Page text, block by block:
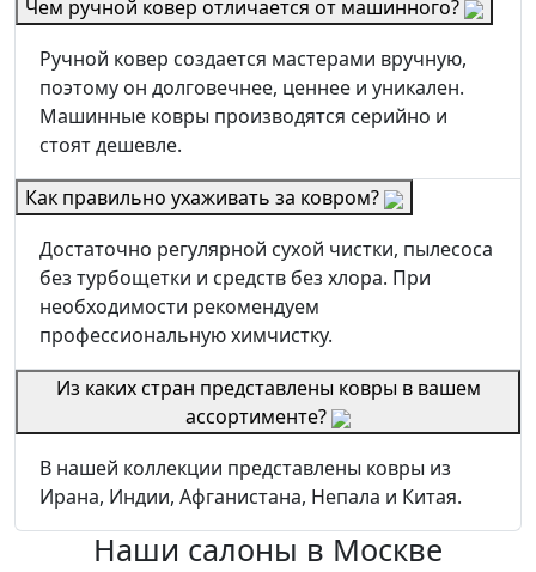
Чем ручной ковер отличается от машинного?
Ручной ковер создается мастерами вручную,
поэтому он долговечнее, ценнее и уникален.
Машинные ковры производятся серийно и
стоят дешевле.
Как правильно ухаживать за ковром?
Достаточно регулярной сухой чистки, пылесоса
без турбощетки и средств без хлора. При
необходимости рекомендуем
профессиональную химчистку.
Из каких стран представлены ковры в вашем
ассортименте?
В нашей коллекции представлены ковры из
Ирана, Индии, Афганистана, Непала и Китая.
Наши салоны в Москве